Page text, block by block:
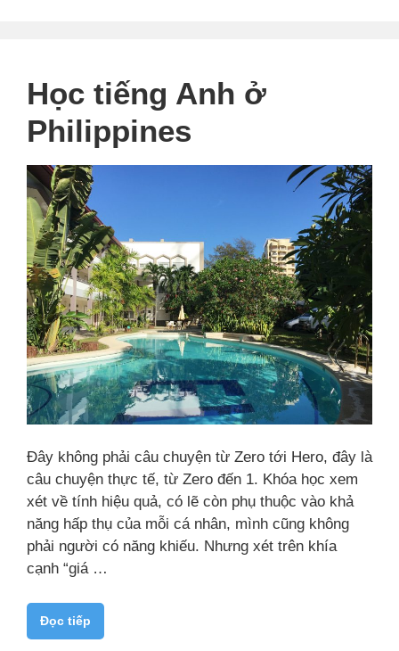
Học tiếng Anh ở
Philippines
Đây không phải câu chuyện từ Zero tới Hero, đây là
câu chuyện thực tế, từ Zero đến 1. Khóa học xem
xét về tính hiệu quả, có lẽ còn phụ thuộc vào khả
năng hấp thụ của mỗi cá nhân, mình cũng không
phải người có năng khiếu. Nhưng xét trên khía
cạnh “giá …
Đọc tiếp